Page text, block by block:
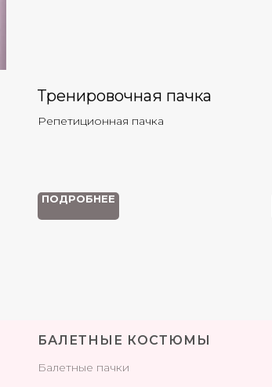
Тренировочная пачка
Репетиционная пачка
ПОДРОБНЕЕ
БАЛЕТНЫЕ КОСТЮМЫ
Балетные пачки